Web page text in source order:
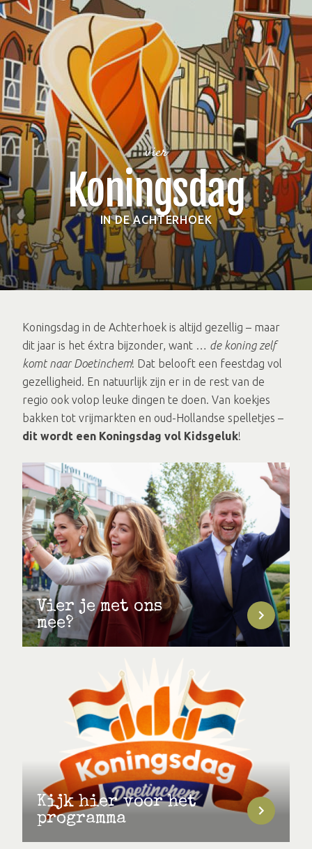
vier
Koningsdag
IN DE ACHTERHOEK
Koningsdag in de Achterhoek is altijd gezellig – maar
dit jaar is het éxtra bijzonder, want … de koning zelf
komt naar Doetinchem! Dat belooft een feestdag vol
gezelligheid. En natuurlijk zijn er in de rest van de
regio ook volop leuke dingen te doen. Van koekjes
bakken tot vrijmarkten en oud-Hollandse spelletjes –
dit wordt een Koningsdag vol Kidsgeluk!
Vier je met ons
mee?
Kijk hier voor het
programma